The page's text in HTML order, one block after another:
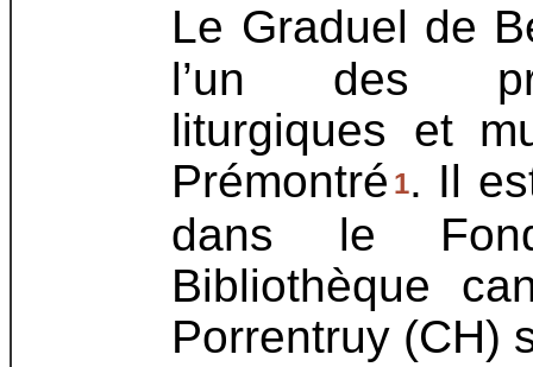
Le Graduel de
l’un des
liturgiques et
Prémontré 1. Il
dans le
Bibliothèque
Porrentruy (CH)